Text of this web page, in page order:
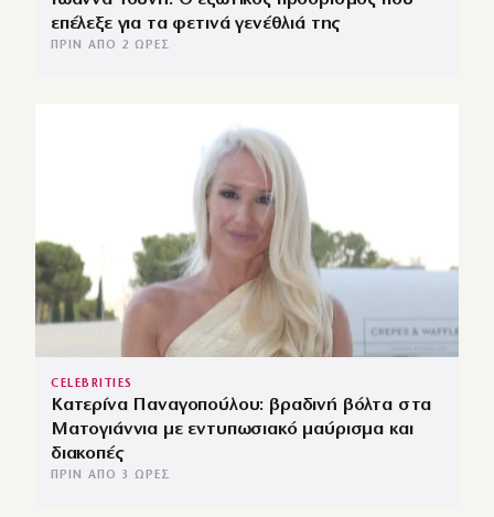
επέλεξε για τα φετινά γενέθλιά της
ΠΡΙΝ ΑΠΌ 2 ΏΡΕΣ
CELEBRITIES
Κατερίνα Παναγοπούλου: βραδινή βόλτα στα
Ματογιάννια με εντυπωσιακό μαύρισμα και
διακοπές
ΠΡΙΝ ΑΠΌ 3 ΏΡΕΣ